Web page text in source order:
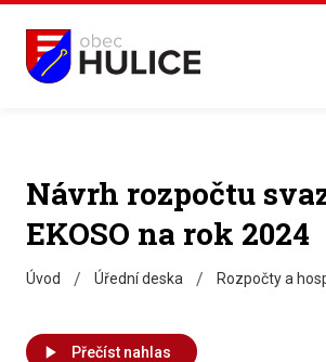
Návrh rozpočtu
EKOSO na rok 2024
Úvod / Úřední deska / Rozpočty a
Přečíst nahlas